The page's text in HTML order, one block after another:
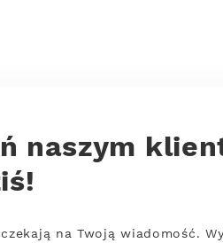
naszym
na Twoją wiadomość.